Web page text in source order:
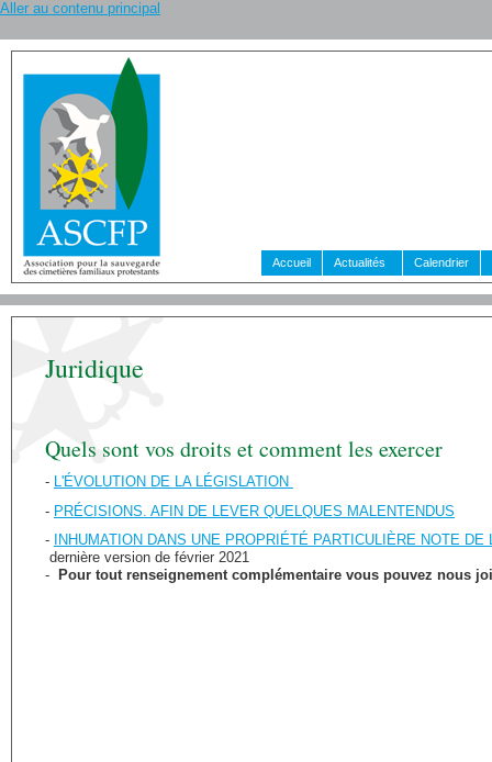
Aller au contenu principal
Accueil Actualités Calendrier
Juridique
Quels sont vos droits et comment les exercer
- L'ÉVOLUTION DE LA LÉGISLATION
- PRÉCISIONS. AFIN DE LEVER QUELQUES MALENTENDUS
-
INHUMATION DANS UNE PROPRIÉTÉ PARTICULIÈRE NOTE
dernière version de février 2021
-
Pour tout renseignement complémentaire vous pouvez nous